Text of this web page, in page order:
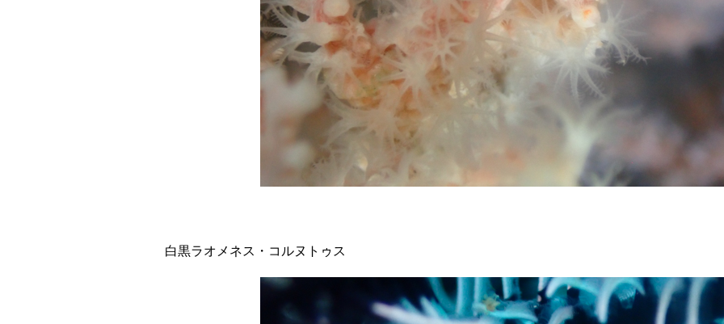
白黒ラオメネス・コルヌトゥス